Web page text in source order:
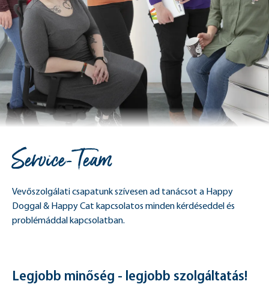
Service-Team
Vevőszolgálati csapatunk szívesen ad tanácsot a Happy
Doggal & Happy Cat kapcsolatos minden kérdéseddel és
problémáddal kapcsolatban.
Legjobb minőség - legjobb szolgáltatás!